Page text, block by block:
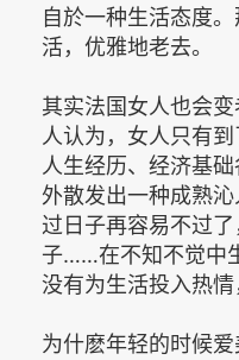
自於一种生活态度
活，优雅地老去。
其实法国女人也会
人认为，女人只有到
人生经历、经济基
外散发出一种成熟
过日子再容易不过
子……在不知不觉中
没有为生活投入热情
为什麽年轻的时候